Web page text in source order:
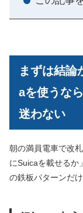
まずは結論
aを使うな
迷わない
朝の満員電車で改
にSuicaを載せるか
の鉄板パターンだ